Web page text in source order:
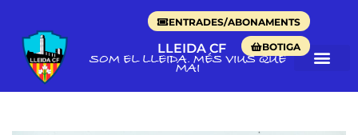
ENTRADES/ABONAMENTS
BOTIGA
LLEIDA CF
SOM EL LLEIDA. MÉS VIUS QUE
MAI